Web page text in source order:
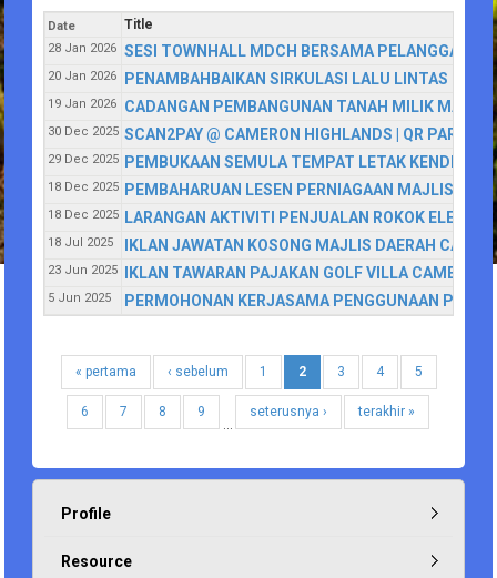
Date Title
28 Jan 2026 SESI TOWNHALL MDCH BERSAMA PELANGGAN
20 Jan 2026 PENAMBAHBAIKAN SIRKULASI LALU LINTAS DI
19 Jan 2026 CADANGAN PEMBANGUNAN TANAH MILIK
30 Dec 2025 SCAN2PAY @ CAMERON HIGHLANDS | QR
29 Dec 2025 PEMBUKAAN SEMULA TEMPAT LETAK
18 Dec 2025 PEMBAHARUAN LESEN PERNIAGAAN MAJLIS
18 Dec 2025 LARANGAN AKTIVITI PENJUALAN ROKOK
18 Jul 2025 IKLAN JAWATAN KOSONG MAJLIS DAERAH
23 Jun 2025 IKLAN TAWARAN PAJAKAN GOLF VILLA CAMERON
5 Jun 2025 PERMOHONAN KERJASAMA PENGGUNAAN
« pertama ‹ sebelum 1 2 3 4 5
6 7 8
9
seterusnya › terakhir »
Profile
Resource